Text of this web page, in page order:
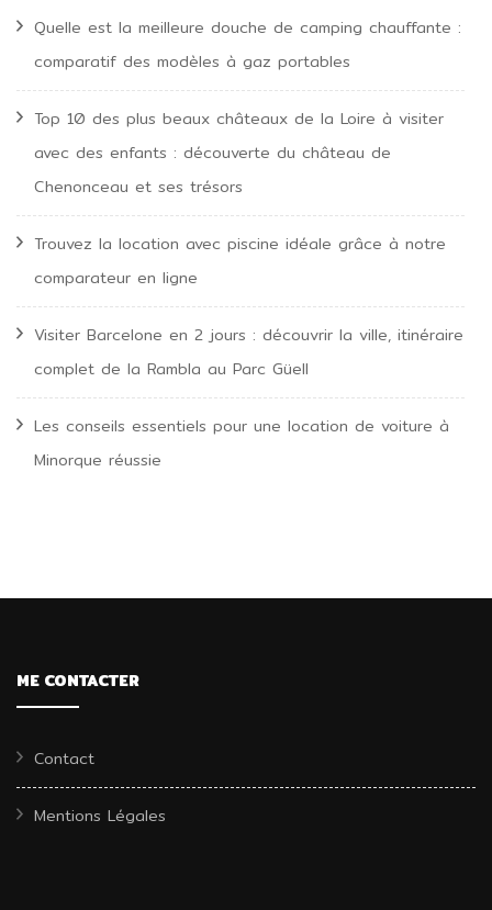
Quelle est la meilleure douche de camping chauffante :
comparatif des modèles à gaz portables
Top 10 des plus beaux châteaux de la Loire à visiter
avec des enfants : découverte du château de
Chenonceau et ses trésors
Trouvez la location avec piscine idéale grâce à notre
comparateur en ligne
Visiter Barcelone en 2 jours : découvrir la ville, itinéraire
complet de la Rambla au Parc Güell
Les conseils essentiels pour une location de voiture à
Minorque réussie
ME CONTACTER
Contact
Mentions Légales